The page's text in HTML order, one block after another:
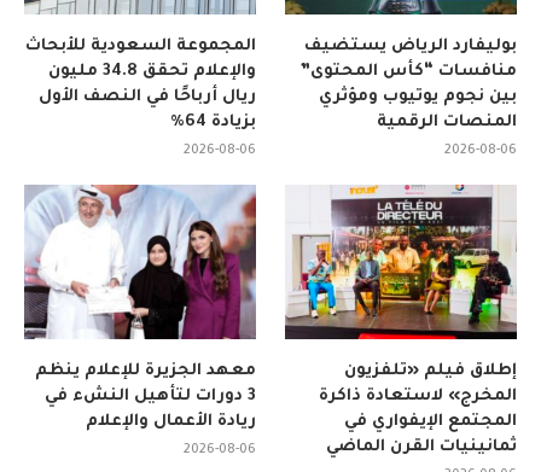
المجموعة السعودية للأبحاث
والإعلام تحقق 34.8 مليون
ريال أرباحًا في النصف الأول
بزيادة 64%
2026-08-06
بوليفارد الرياض يستضيف
منافسات “كأس المحتوى”
بين نجوم يوتيوب ومؤثري
المنصات الرقمية
2026-08-06
معهد الجزيرة للإعلام ينظم
3 دورات لتأهيل النشء في
ريادة الأعمال والإعلام
2026-08-06
إطلاق فيلم «تلفزيون
المخرج» لاستعادة ذاكرة
المجتمع الإيفواري في
ثمانينيات القرن الماضي